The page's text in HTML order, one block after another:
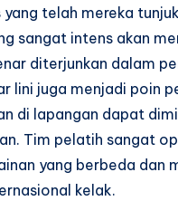
telah mereka
sangat intens akan
diterjunkan dalam
lini juga menjadi poin
di lapangan dapat
Tim pelatih sangat
yang berbeda
kelak.